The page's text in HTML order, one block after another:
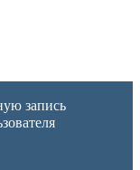
запись